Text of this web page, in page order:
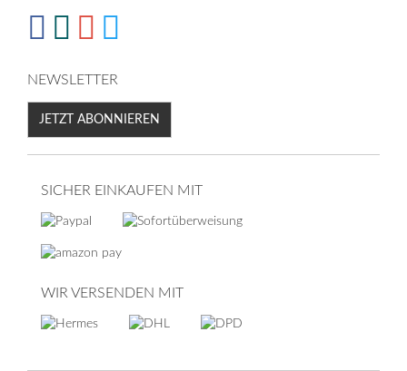
NEWSLETTER
JETZT ABONNIEREN
SICHER EINKAUFEN MIT
WIR VERSENDEN MIT